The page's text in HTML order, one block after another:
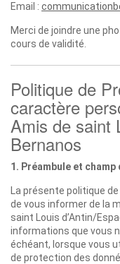
Email :
Merci de joindre une
cours de validité.
Politique de
caractère
Amis de saint
Bernanos
1. Préambule et champ
La présente politique
de vous informer de la
saint Louis d’Antin/
informations que vous
échéant, lorsque vous
de protection des